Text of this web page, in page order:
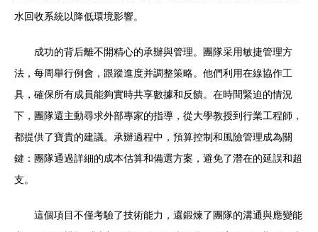
水回收系統以降低環境影響。
成功的背后離不開精心的承辦與管理。團隊采用敏捷管理方
法，每周舉行例會，跟蹤進度并調整策略。他們利用在線協作工
具，確保所有成員能夠實時共享數據和反饋。在時間緊迫的情況
下，團隊還主動尋求外部專家的指導，從大學教授到行業工程師，
都提供了寶貴的建議。承辦過程中，預算控制和風險管理成為關
鍵：團隊通過詳細的成本估算和備選方案，避免了潛在的延誤和超
支。
這個項目不僅考驗了技術能力，還鍛煉了團隊的溝通與應變能